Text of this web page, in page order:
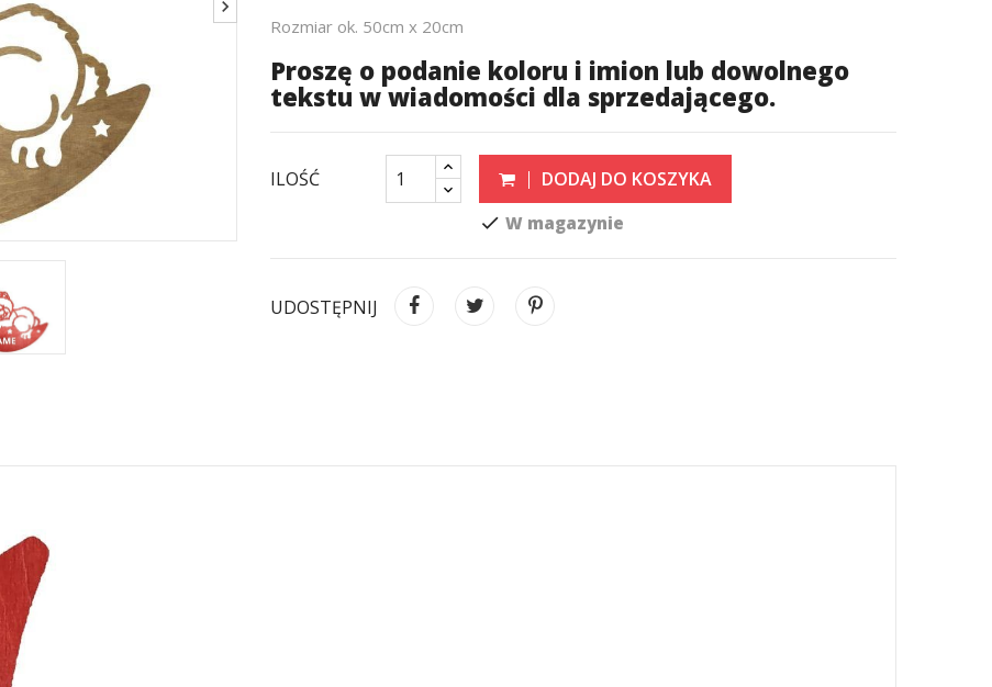
Rozmiar ok. 50cm x 20cm
Proszę o podanie koloru i imion lub dowolnego
tekstu w wiadomości dla sprzedającego.
ILOŚĆ DODAJ DO KOSZYKA
check W magazynie
UDOSTĘPNIJ